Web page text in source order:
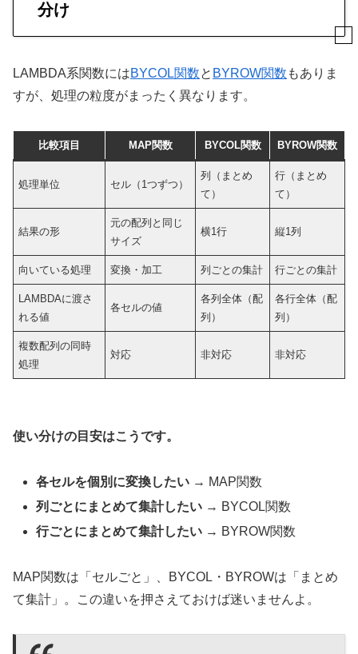
分け
LAMBDA系関数にはBYCOL関数と BYROW関数 もありま
すが、処理の粒度がまったく異なります。
比較項目 MAP関数 BYCOL関数 BYROW関数
処理単位 セル（1つずつ）
列（まとめ
て）
行（まとめ
て）
結果の形
元の配列と同じ
サイズ
横1行 縦1列
向いている処理 変換・加工 列ごとの集計 行ごとの集計
LAMBDAに渡さ
れる値
各セルの値
各列全体（配
列）
各行全体（配
列）
複数配列の同時
処理
対応 非対応 非対応
使い分けの目安はこうです。
各セルを個別に変換したい → MAP関数
列ごとにまとめて集計したい → BYCOL関数
行ごとにまとめて集計したい → BYROW関数
MAP関数は「セルごと」、BYCOL・BYROWは「まとめ
て集計」。この違いを押さえておけば迷いませんよ。